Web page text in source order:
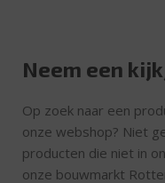
Neem een
Op zoek naar een
onze webshop? Niet
producten die niet in
onze bouwmarkt